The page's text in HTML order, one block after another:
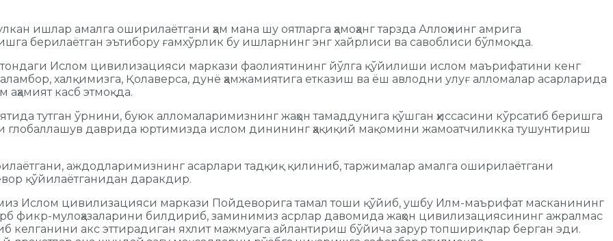
ишлар амалга оширилаётгани ҳам мана шу оятларга ҳамоҳанг тарзда Аллоҳнинг амрига
берилаётган эътибору ғамхўрлик бу ишларнинг энг хайрлиси ва савоблиси бўлмоқда.
Ислом цивилизацияси маркази фаолиятининг йўлга қўйилиши ислом маърифатини кенг
халқимизга, Қолаверса, дунё ҳамжамиятига етказиш ва ёш авлодни улуғ алломалар асарларида
аҳамият касб этмоқда.
тутган ўрнини, буюк алломаларимизнинг жаҳон тамаддунига қўшган ҳиссасини кўрсатиб беришга
глобаллашув даврида юртимизда ислом динининг ҳақиқий мақомини жамоатчиликка тушунтириш
аждодларимизнинг асарлари тадқиқ қилиниб, таржималар амалга оширилаётгани
қўйилаётганидан даракдир.
Ислом цивилизацияси маркази Пойдеворига тамал тоши қўйиб, ушбу Илм-маърифат масканининг
фикр-мулоҳазаларини билдириб, заминимиз асрлар давомида жаҳон цивилизациясининг ажралмас
акс эттирадиган яхлит мажмуага айлантириш бўйича зарур топшириқлар берган эди.